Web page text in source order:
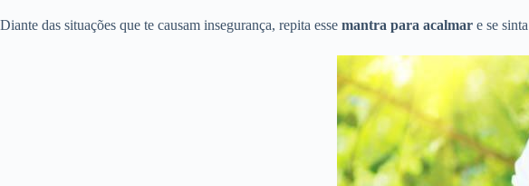
Diante das situações que te causam insegurança, repita esse mantra para acalmar e se